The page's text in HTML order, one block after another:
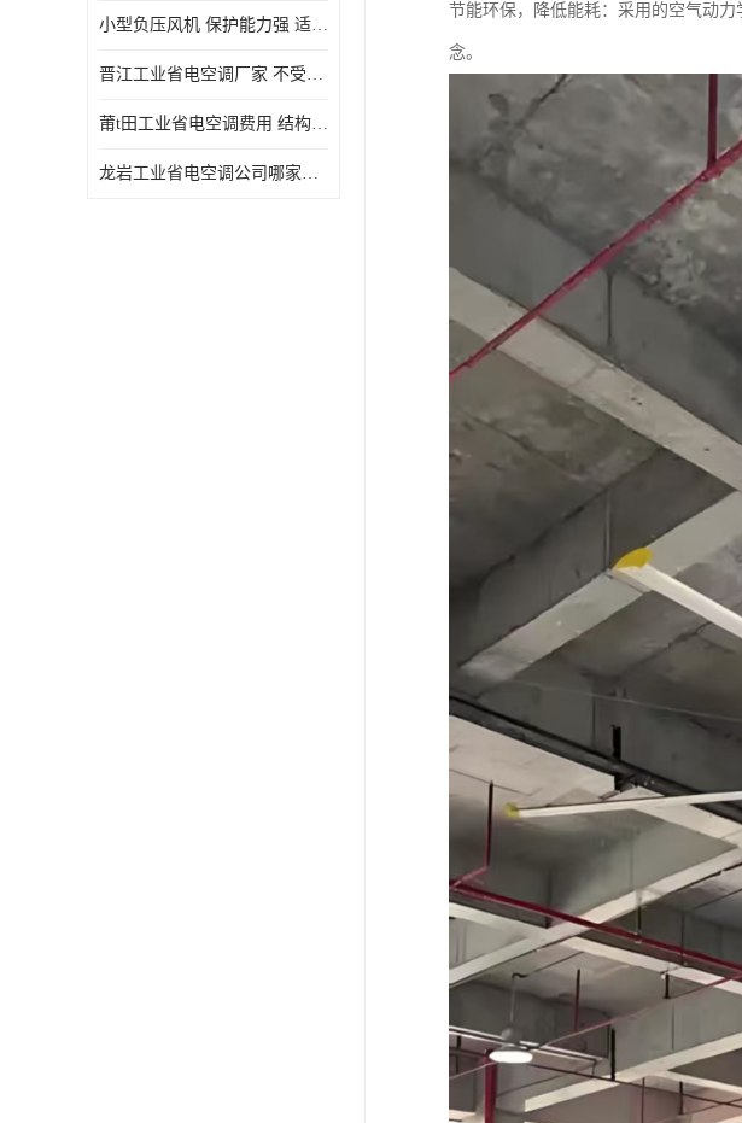
小型负压风机 保护能力强 适用面积广
晋江工业省电空调厂家 不受管长限制 节省占用空间
莆t田工业省电空调费用 结构紧凑 美观 能耗低 噪音小
龙岩工业省电空调公司哪家好 适应性强 维护简单
节能环保，降低能耗：采用的空气动
念。